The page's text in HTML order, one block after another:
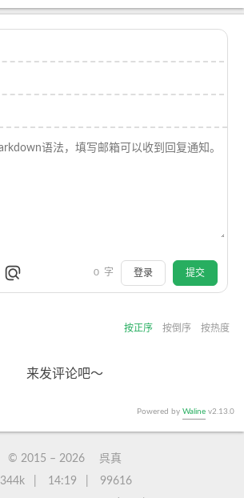
0 字 登录 提交
按正序 按倒序 按热度
来发评论吧～
Powered by Waline v2.13.0
© 2015 – 2026
呉真
344k
14:19
99616